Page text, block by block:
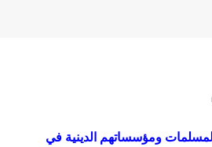
ومؤسساتهم الدينية في